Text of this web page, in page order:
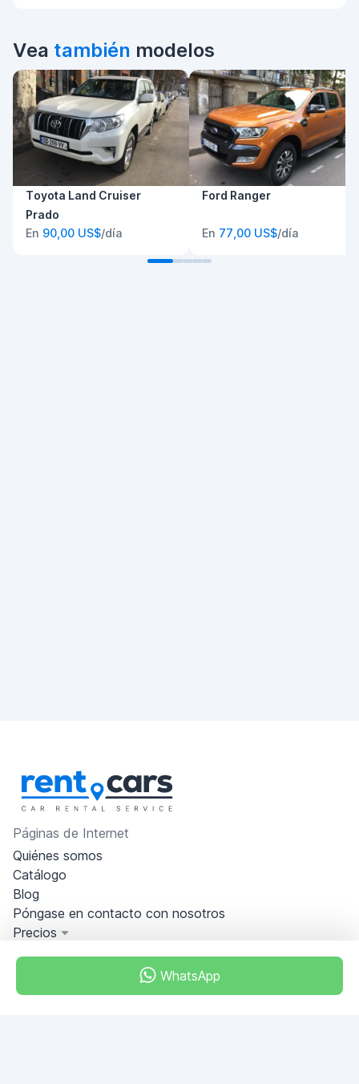
Vea también modelos
Toyota Land Cruiser
Prado
En 90,00 US$/día
Ford Ranger
En 77,00 US$/día
WhatsApp
Páginas de Internet
Quiénes somos
Catálogo
Blog
Póngase en contacto con nosotros
Precios
PREGUNTAS FRECUENTES
Hágase socio